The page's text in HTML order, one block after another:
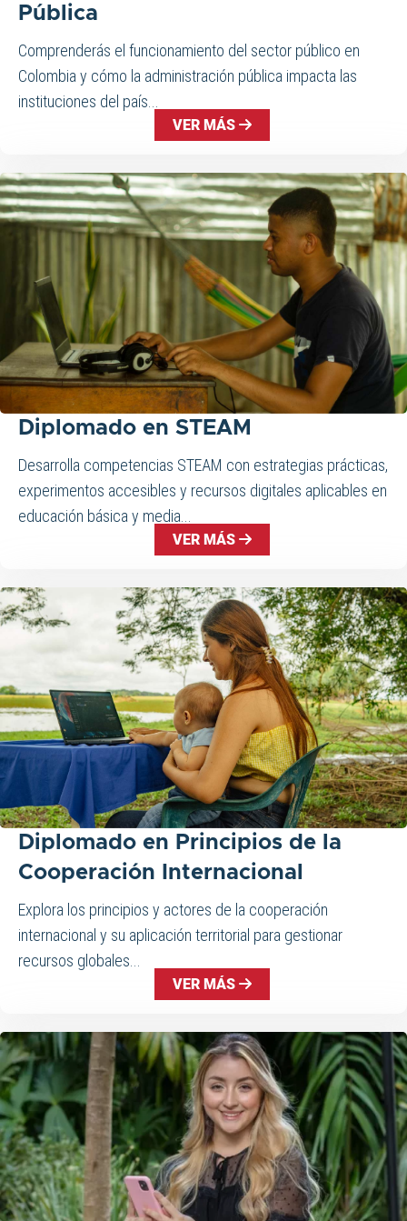
Pública
Comprenderás el funcionamiento del sector público en
Colombia y cómo la administración pública impacta las
instituciones del país...
VER MÁS
Diplomado en STEAM
Desarrolla competencias STEAM con estrategias prácticas,
experimentos accesibles y recursos digitales aplicables en
educación básica y media...
VER MÁS
Diplomado en Principios de la
Cooperación Internacional
Explora los principios y actores de la cooperación
internacional y su aplicación territorial para gestionar
recursos globales...
VER MÁS